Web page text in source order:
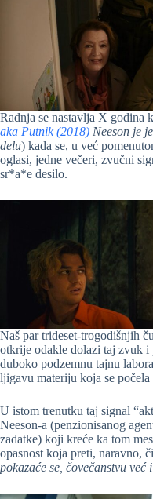
Radnja se nastavlja X godina
aka Putnik (2018) Neeson je
delu) kada se, u već
oglasi, jedne večeri, zvučni
sr*a*e desilo.
Naš par trideset-trogodišnjih
otkrije odakle dolazi taj zvuk
duboko podzemnu tajnu
ljigavu materiju koja se
U istom trenutku taj signal
Neeson-a (penzionisanog
zadatke) koji kreće ka tom
opasnost koja preti, naravno,
pokazaće se, čovečanstvu već